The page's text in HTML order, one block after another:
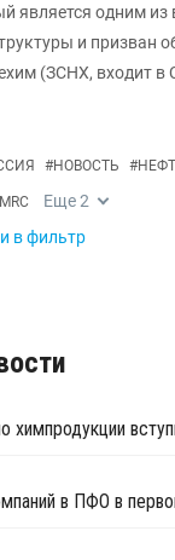
является одним
и призван
(ЗСНХ, входит в
#НОВОСТЬ #
MRC Еще2
в фильтр